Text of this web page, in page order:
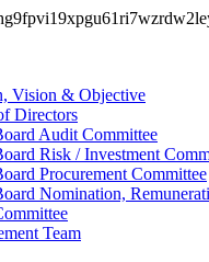
Vision & Objective
Directors
Audit Committee
Risk / Investment
Procurement Committee
Nomination,
Team